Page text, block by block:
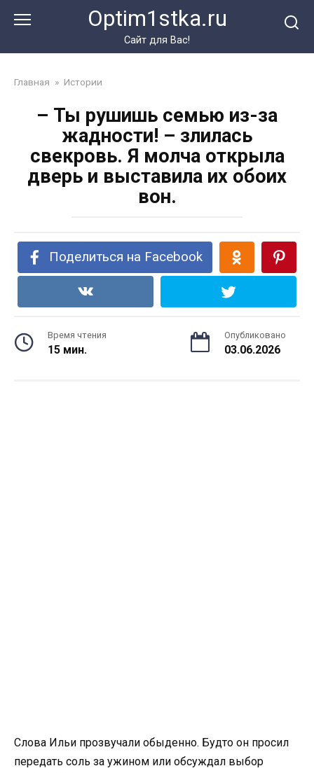
Optim1stka.ru
Сайт для Вас!
Главная » Истории
– Ты рушишь семью из-за
жадности! – злилась
свекровь. Я молча открыла
дверь и выставила их обоих
вон.
Поделиться на Facebook
Время чтения
15 мин.
Опубликовано
03.06.2026
Слова Ильи прозвучали обыденно. Будто он просил
передать соль за ужином или обсуждал выбор